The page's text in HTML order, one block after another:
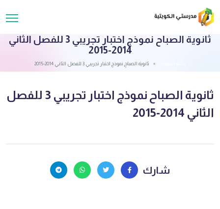
ثانوية الصباح نموذج اختبار تجريبي 3 للفصل الثاني
2014-2015
ثانوية الصباح نموذج اختبار تجريبي 3 للفصل الثاني 2014-2015
ثانوية الصباح نموذج اختبار تجريبي 3 للفصل
الثاني 2014-2015
شارك